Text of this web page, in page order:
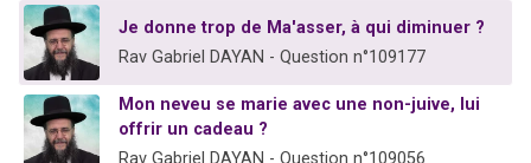
Je donne trop de Ma'asser, à qui diminuer ?
Rav Gabriel DAYAN - Question n°109177
Mon neveu se marie avec une non-juive, lui
offrir un cadeau ?